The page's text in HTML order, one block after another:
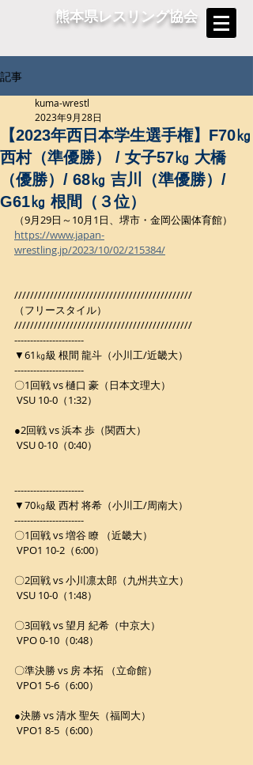
熊本県レスリング協会
記事
【2023年西日本学生選手権】F70㎏
西村（準優勝） / 女子57㎏ 大橋
（優勝）/ 68㎏ 吉川（準優勝）/
G61㎏ 根間（３位）
kuma-wrestl
2023年9月28日
（9月29日～10月1日、堺市・金岡公園体育館）
https://www.japan-
wrestling.jp/2023/10/02/215384/
/////////////////////////////////////////////
（フリースタイル）
/////////////////////////////////////////////
----------------------
▼61㎏級 根間 龍斗（小川工/近畿大）
----------------------
〇1回戦 vs 樋口 豪（日本文理大）
VSU 10-0（1:32）
●2回戦 vs 浜本 歩（関西大）
VSU 0-10（0:40）
----------------------
▼70㎏級 西村 将希（小川工/周南大）
----------------------
〇1回戦 vs 増谷 瞭 （近畿大）
VPO1 10-2（6:00）
〇2回戦 vs 小川凛太郎（九州共立大）
VSU 10-0（1:48）
〇3回戦 vs 望月 紀希（中京大）
VPO 0-10（0:48）
〇準決勝 vs 房 本拓 （立命館）
VPO1 5-6（6:00）
●決勝 vs 清水 聖矢（福岡大）
VPO1 8-5（6:00）